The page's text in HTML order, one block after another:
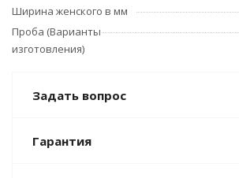
Ширина женского в мм
Проба (Варианты
изготовления)
Задать вопрос
Гарантия